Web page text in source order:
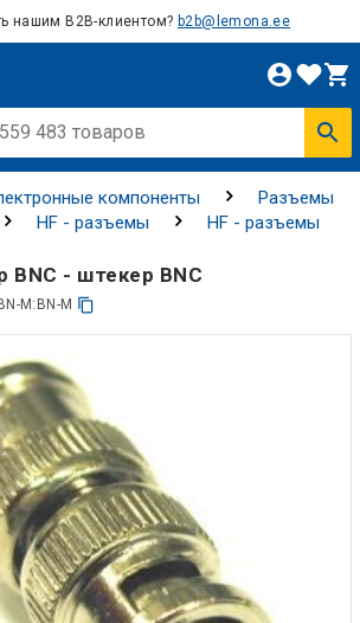
нашим B2B-клиентом? b2b@lemona.ee
компоненты
Разъемы
HF - разъемы HF - разъемы
BNC - штекер BNC
M:BN-M